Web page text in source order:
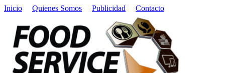
Inicio Quienes Somos Publicidad Contacto